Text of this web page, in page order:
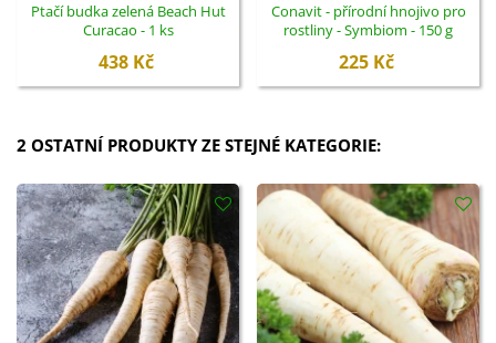
Ptačí budka zelená Beach Hut
Curacao - 1 ks
438 Kč
Conavit - přírodní hnojivo pro
rostliny - Symbiom - 150 g
225 Kč
2 OSTATNÍ PRODUKTY ZE STEJNÉ KATEGORIE: